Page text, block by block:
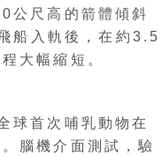
公尺高的箭體傾斜
船入軌後，在約3.5
大幅縮短。
球首次哺乳動物在
腦機介面測試，驗